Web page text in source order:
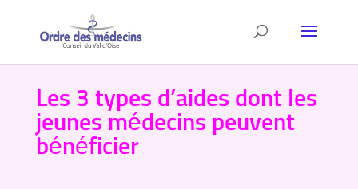
Les 3 types d’aides dont les
jeunes médecins peuvent
bénéficier